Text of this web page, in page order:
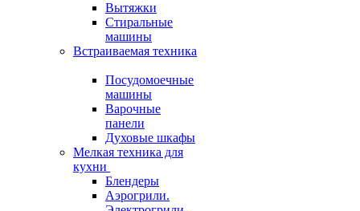
Вытяжки
Стиральные
машины
Встраиваемая техника
Посудомоечные
машины
Варочные
панели
Духовые шкафы
Мелкая техника для
кухни
Блендеры
Аэрогрили.